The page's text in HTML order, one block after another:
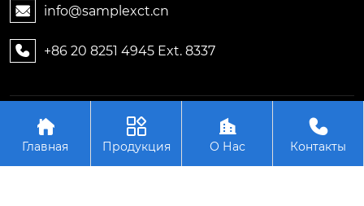
 info@samplexct.cn
 +86 20 8251 4945 Ext. 8337
Авторское право©2006-2025Гуанчжоу Samplex
Электронные технологии Лтд.

Главная

Продукция

О Нас

Контакты